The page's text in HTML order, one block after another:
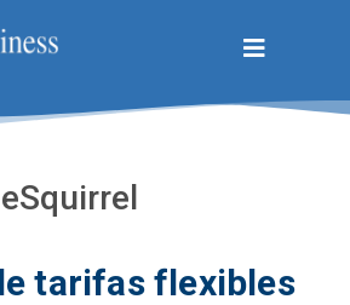
tarifas flexibles